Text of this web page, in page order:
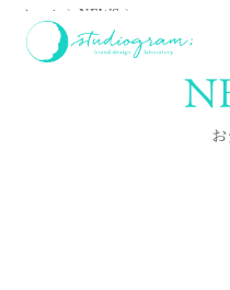
ホーム
NEWS
【9通目】新人デザイナーに贈
紙